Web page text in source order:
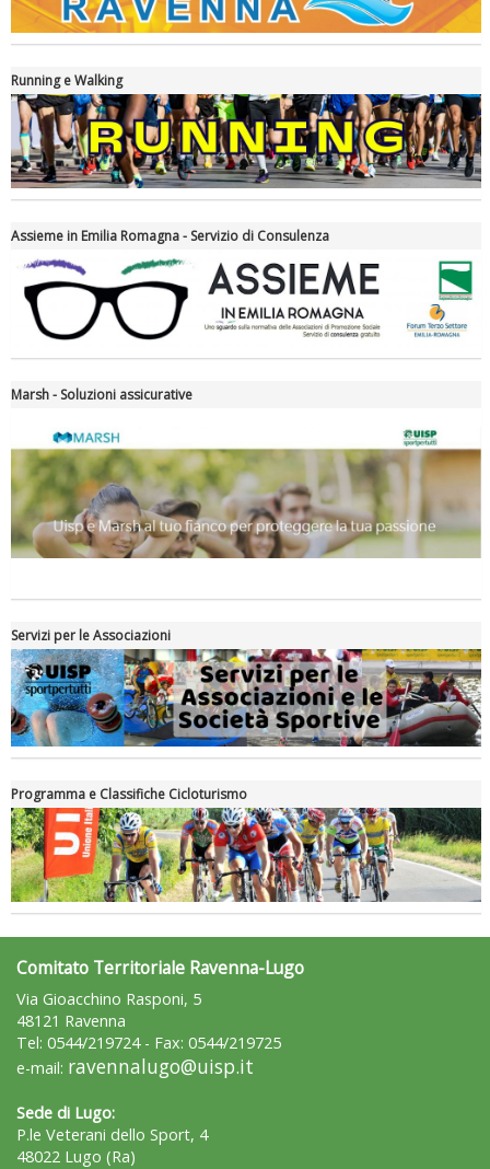
Tiziano Pesce nel Cda di Fondazione Terzjus: prima riunione a
Roma
Running e Walking
Assieme in Emilia Romagna - Servizio di Consulenza
Marsh - Soluzioni assicurative
Servizi per le Associazioni
Programma e Classifiche Cicloturismo
Comitato Territoriale Ravenna-Lugo
Via Gioacchino Rasponi, 5
48121 Ravenna
Tel: 0544/219724 - Fax: 0544/219725
e-mail: ravennalugo@uisp.it
Sede di Lugo:
P.le Veterani dello Sport, 4
48022 Lugo (Ra)